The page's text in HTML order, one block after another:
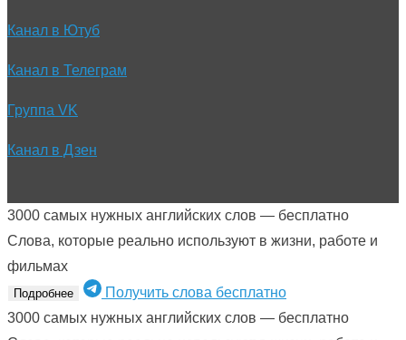
Канал в Ютуб
Канал в Телеграм
Группа VK
Канал в Дзен
3000 самых нужных английских слов — бесплатно
Слова, которые реально используют в жизни, работе и
фильмах
Подробнее
Получить слова бесплатно
3000 самых нужных английских слов — бесплатно